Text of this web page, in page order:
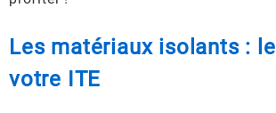
Les matériaux isolants :
votre ITE